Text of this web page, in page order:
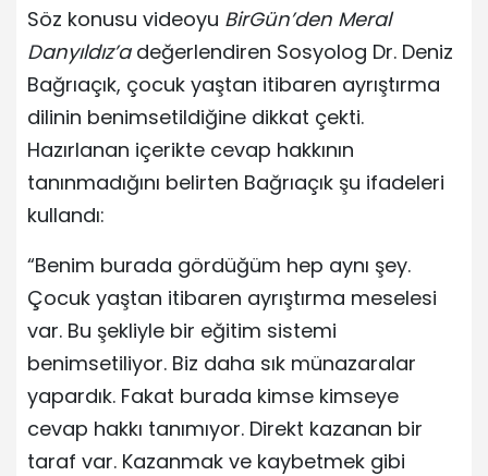
Söz konusu videoyu BirGün’den Meral
Danyıldız’adeğerlendiren Sosyolog Dr. Deniz
Bağrıaçık, çocuk yaştan itibaren ayrıştırma
dilinin benimsetildiğine dikkat çekti.
Hazırlanan içerikte cevap hakkının
tanınmadığını belirten Bağrıaçık şu ifadeleri
kullandı:
“Benim burada gördüğüm hep aynı şey.
Çocuk yaştan itibaren ayrıştırma meselesi
var. Bu şekliyle bir eğitim sistemi
benimsetiliyor. Biz daha sık münazaralar
yapardık. Fakat burada kimse kimseye
cevap hakkı tanımıyor. Direkt kazanan bir
taraf var. Kazanmak ve kaybetmek gibi